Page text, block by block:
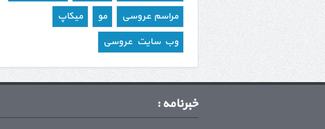
مراسم عروسی
مو
میکاپ
وب سایت عروسی
خبرنامه :